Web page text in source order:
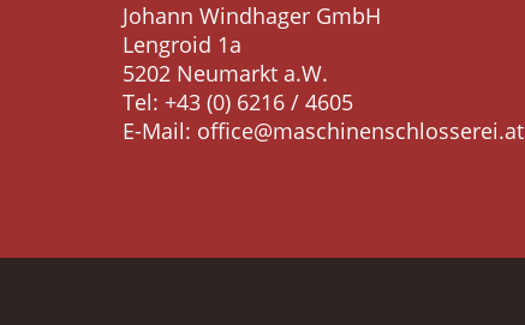
Johann Windhager GmbH
Lengroid 1a
5202 Neumarkt a.W.
Tel: +43 (0) 6216 / 4605
E-Mail: office@maschinenschlosserei.at